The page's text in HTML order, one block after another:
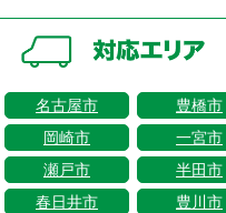
名古屋市
豊橋市
岡崎市
一宮市
瀬戸市
半田市
春日井市
豊川市